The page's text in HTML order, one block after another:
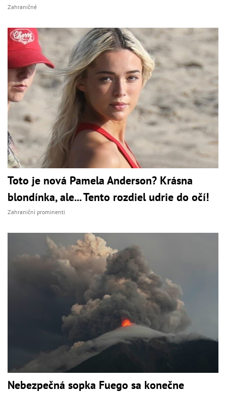
Zahraničné
Toto je nová Pamela Anderson? Krásna
blondínka, ale... Tento rozdiel udrie do očí!
Zahraniční prominenti
Nebezpečná sopka Fuego sa konečne